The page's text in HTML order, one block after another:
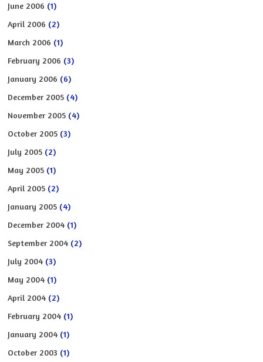
June 2006 (1)
April 2006 (2)
March 2006 (1)
February 2006 (3)
January 2006 (6)
December 2005 (4)
November 2005 (4)
October 2005 (3)
July 2005 (2)
May 2005 (1)
April 2005 (2)
January 2005 (4)
December 2004 (1)
September 2004 (2)
July 2004 (3)
May 2004 (1)
April 2004 (2)
February 2004 (1)
January 2004 (1)
October 2003 (1)